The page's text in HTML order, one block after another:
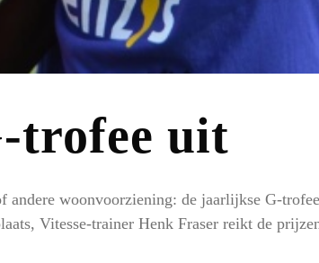
trofee uit
andere woonvoorziening: de jaarlijkse G-
Vitesse-trainer Henk Fraser reikt de